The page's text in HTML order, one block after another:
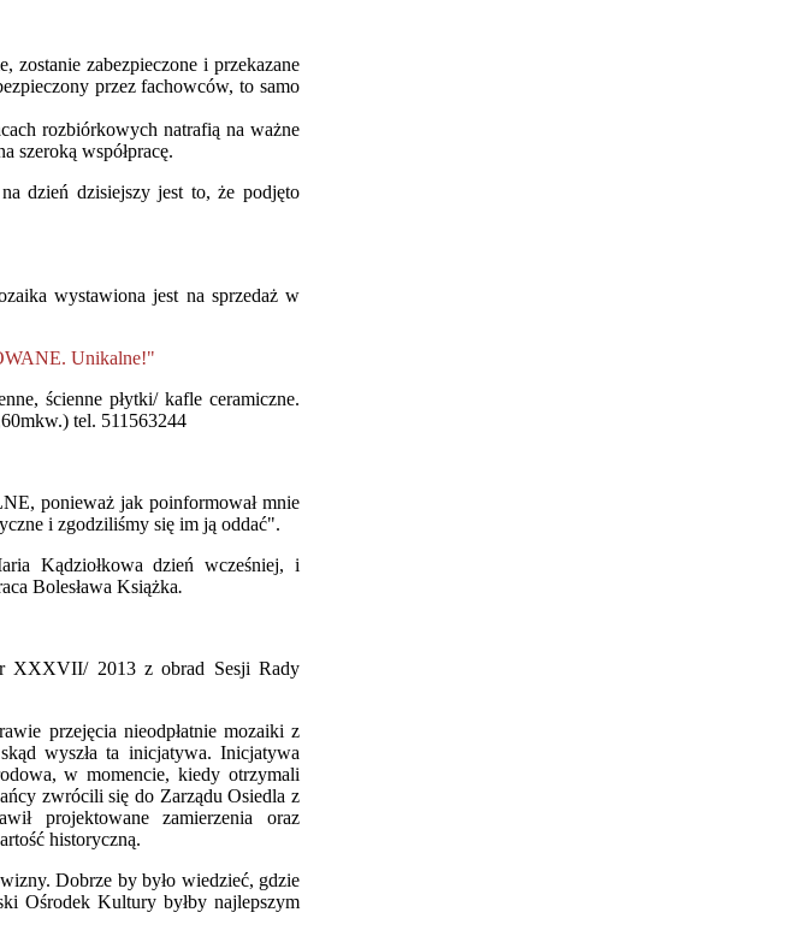
zostanie zabezpieczone i przekazane
przez fachowców, to samo
rozbiórkowych natrafią na ważne
szeroką współpracę.
dzień dzisiejszy jest to, że podjęto
wystawiona jest na sprzedaż w
Unikalne!"
ścienne płytki/ kafle ceramiczne.
tel. 511563244
ponieważ jak poinformował mnie
i zgodziliśmy się im ją oddać".
Kądziołkowa dzień wcześniej, i
Bolesława Książka.
XXXVII/ 2013 z obrad Sesji Rady
przejęcia nieodpłatnie mozaiki z
wyszła ta inicjatywa. Inicjatywa
w momencie, kiedy otrzymali
zwrócili się do Zarządu Osiedla z
projektowane zamierzenia oraz
historyczną.
Dobrze by było wiedzieć, gdzie
Ośrodek Kultury byłby najlepszym